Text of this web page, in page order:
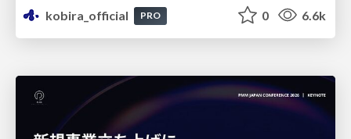
kobira_official
PRO 0 6.6k